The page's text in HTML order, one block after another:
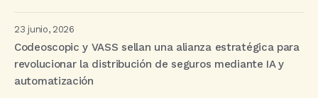
23 junio, 2026
Codeoscopic y VASS sellan una alianza estratégica para
revolucionar la distribución de seguros mediante IA y
automatización